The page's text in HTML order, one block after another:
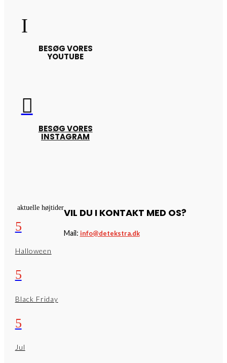
I
BESØG VORES
YOUTUBE

BESØG VORES
INSTAGRAM
aktuelle højtider
5
Halloween
5
Black Friday
5
Jul
VIL DU I KONTAKT MED OS?
Mail: info@detekstra.dk